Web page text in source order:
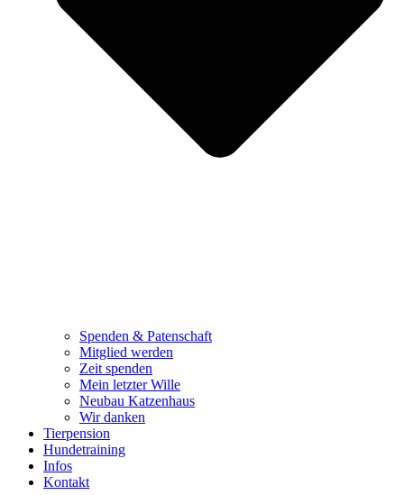
Spenden & Patenschaft
Mitglied werden
Zeit spenden
Mein letzter Wille
Neubau Katzenhaus
Wir danken
Tierpension
Hundetraining
Infos
Kontakt